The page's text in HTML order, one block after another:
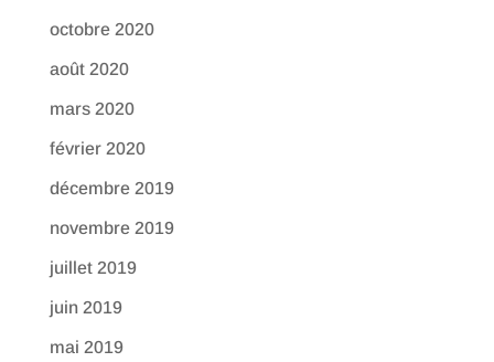
octobre 2020
août 2020
mars 2020
février 2020
décembre 2019
novembre 2019
juillet 2019
juin 2019
mai 2019